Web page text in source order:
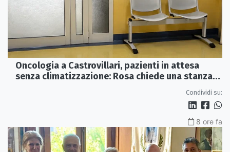
Oncologia a Castrovillari, pazienti in attesa
senza climatizzazione: Rosa chiede una stanza
Condividi su:
8 ore fa